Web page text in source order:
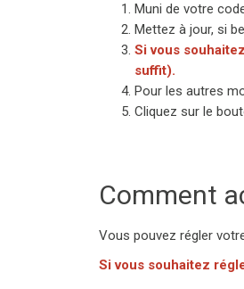
Muni de votre
Mettez à jour, si
Si vous
suffit).
Pour les autres
Cliquez sur le
Comment
Vous pouvez régler
Si vous souhaitez